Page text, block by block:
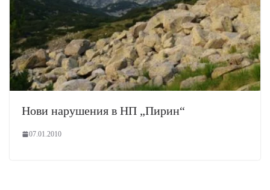
Нови нарушения в НП „Пирин“
07.01.2010